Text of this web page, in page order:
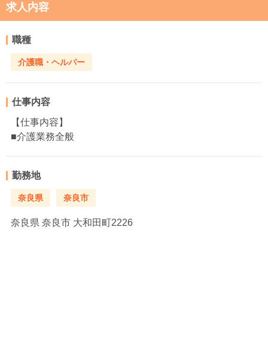
求人内容
職種
介護職・ヘルパー
仕事内容
【仕事内容】
■介護業務全般
勤務地
奈良県 奈良市
奈良県 奈良市 大和田町2226